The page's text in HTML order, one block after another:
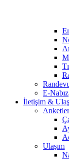
E-Nabız
İletişim &
Ulaşım